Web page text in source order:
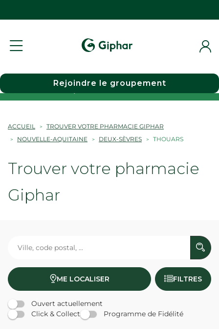
Choisir une pharmacie
Rejoindre le groupement
ACCUEIL
TROUVER VOTRE PHARMACIE GIPHAR
NOUVELLE-AQUITAINE
DEUX-SÈVRES THOUARS
Trouver votre pharmacie
Giphar
ME LOCALISER FILTRES
Ouvert actuellement
Click & Collect
Programme de Fidélité